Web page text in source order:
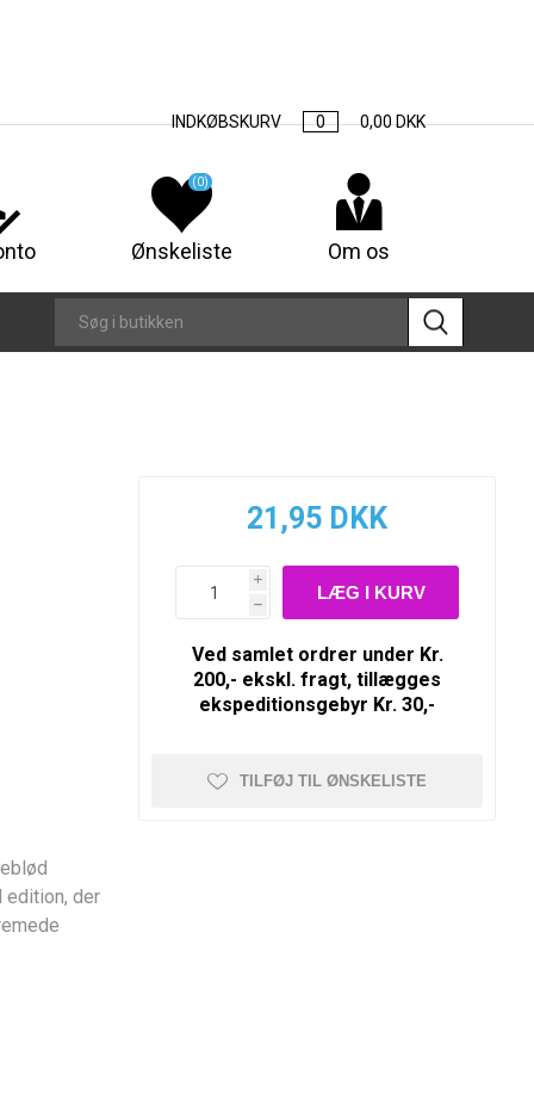
INDKØBSKURV 0 0,00 DKK
Ønskeliste
(0)
Om os
der
21,95 DKK
i
h
Ved samlet ordrer under Kr.
200,- ekskl. fragt, tillægges
ekspeditionsgebyr Kr. 30,-
TILFØJ TIL ØNSKELISTE